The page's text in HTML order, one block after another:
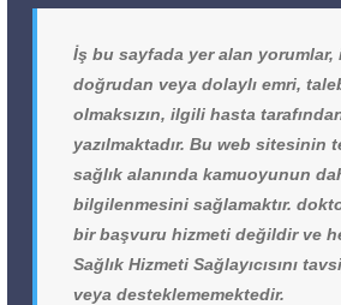
İş bu sayfada yer alan
doğrudan veya dolaylı emri,
olmaksızın, ilgili hasta
yazılmaktadır. Bu web sitesinin
sağlık alanında kamuoyunun
bilgilenmesini sağlamaktır.
bir başvuru hizmeti değildir ve
Sağlık Hizmeti Sağlayıcısını
veya desteklememektedir.